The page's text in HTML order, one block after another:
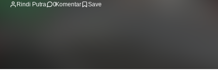
Rindi Putra 0Komentar